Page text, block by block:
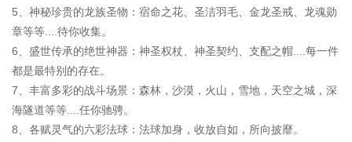
5、神秘珍贵的龙族圣物：宿命之花、圣洁羽毛、金龙圣戒、龙魂勋
章等等....待你收集。
6、盛世传承的绝世神器：神圣权杖、神圣契约、支配之帽....每一件
都是最特别的存在。
7、丰富多彩的战斗场景：森林，沙漠，火山，雪地，天空之城，深
海隧道等等....任你驰骋。
8、各赋灵气的六彩法球：法球加身，收放自如，所向披靡。